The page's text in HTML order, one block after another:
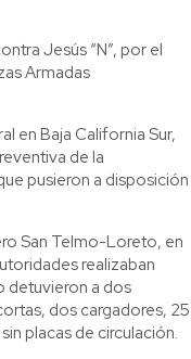
Jesús “N”, por el
Armadas
en Baja California Sur,
de la
pusieron a disposición
San Telmo-Loreto, en
realizaban
detuvieron a dos
dos cargadores, 25
placas de circulación.